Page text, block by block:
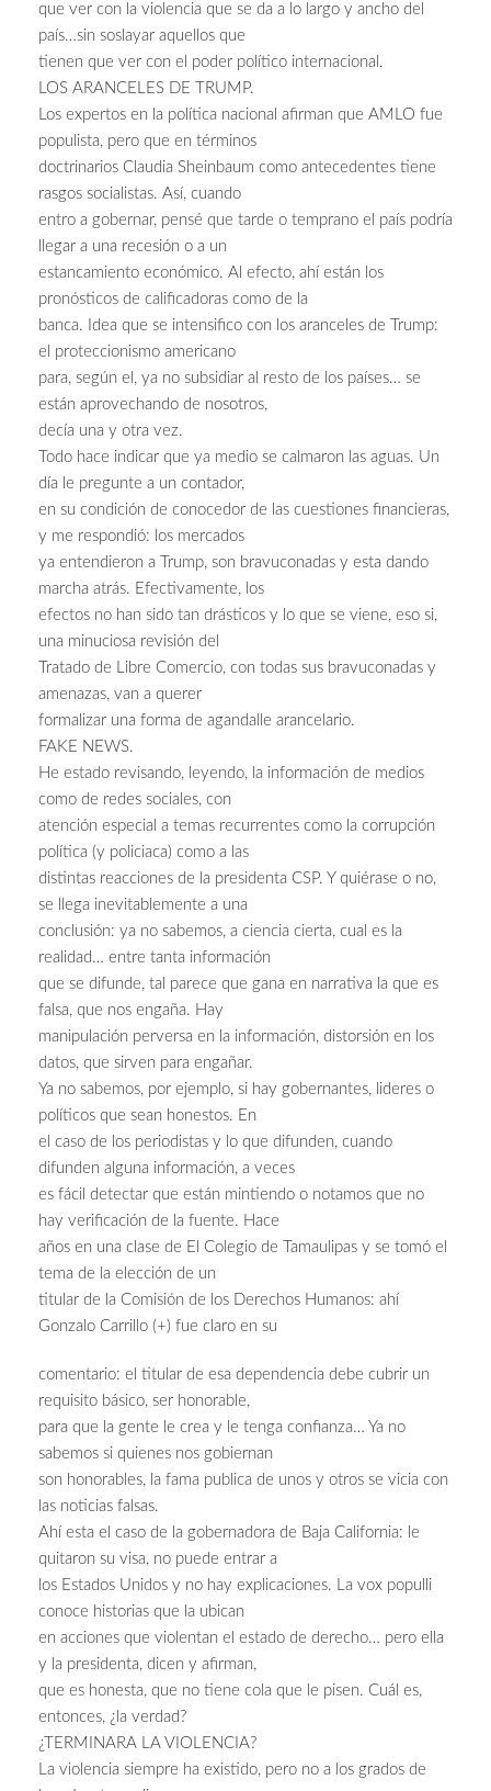
que ver con la violencia que se da a lo largo y ancho del
país…sin soslayar aquellos que
tienen que ver con el poder político internacional.
LOS ARANCELES DE TRUMP.
Los expertos en la política nacional afirman que AMLO fue
populista, pero que en términos
doctrinarios Claudia Sheinbaum como antecedentes tiene
rasgos socialistas. Así, cuando
entro a gobernar, pensé que tarde o temprano el país podría
llegar a una recesión o a un
estancamiento económico. Al efecto, ahí están los
pronósticos de calificadoras como de la
banca. Idea que se intensifico con los aranceles de Trump:
el proteccionismo americano
para, según el, ya no subsidiar al resto de los países… se
están aprovechando de nosotros,
decía una y otra vez.
Todo hace indicar que ya medio se calmaron las aguas. Un
día le pregunte a un contador,
en su condición de conocedor de las cuestiones financieras,
y me respondió: los mercados
ya entendieron a Trump, son bravuconadas y esta dando
marcha atrás. Efectivamente, los
efectos no han sido tan drásticos y lo que se viene, eso si,
una minuciosa revisión del
Tratado de Libre Comercio, con todas sus bravuconadas y
amenazas, van a querer
formalizar una forma de agandalle arancelario.
FAKE NEWS.
He estado revisando, leyendo, la información de medios
como de redes sociales, con
atención especial a temas recurrentes como la corrupción
política (y policiaca) como a las
distintas reacciones de la presidenta CSP. Y quiérase o no,
se llega inevitablemente a una
conclusión: ya no sabemos, a ciencia cierta, cual es la
realidad… entre tanta información
que se difunde, tal parece que gana en narrativa la que es
falsa, que nos engaña. Hay
manipulación perversa en la información, distorsión en los
datos, que sirven para engañar.
Ya no sabemos, por ejemplo, si hay gobernantes, lideres o
políticos que sean honestos. En
el caso de los periodistas y lo que difunden, cuando
difunden alguna información, a veces
es fácil detectar que están mintiendo o notamos que no
hay verificación de la fuente. Hace
años en una clase de El Colegio de Tamaulipas y se tomó el
tema de la elección de un
titular de la Comisión de los Derechos Humanos: ahí
Gonzalo Carrillo (+) fue claro en su
comentario: el titular de esa dependencia debe cubrir un
requisito básico, ser honorable,
para que la gente le crea y le tenga confianza… Ya no
sabemos si quienes nos gobiernan
son honorables, la fama publica de unos y otros se vicia con
las noticias falsas.
Ahí esta el caso de la gobernadora de Baja California: le
quitaron su visa, no puede entrar a
los Estados Unidos y no hay explicaciones. La vox populli
conoce historias que la ubican
en acciones que violentan el estado de derecho… pero ella
y la presidenta, dicen y afirman,
que es honesta, que no tiene cola que le pisen. Cuál es,
entonces, ¿la verdad?
¿TERMINARA LA VIOLENCIA?
La violencia siempre ha existido, pero no a los grados de